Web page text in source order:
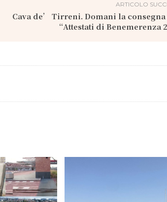
ARTICOLO
Cava de’ Tirreni. Domani la
“Attestati di Benemerenza